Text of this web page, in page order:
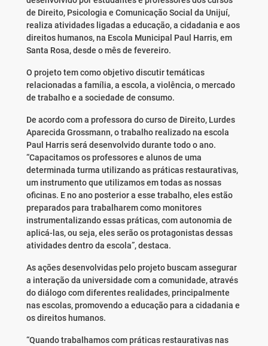
de Direito, Psicologia e Comunicação Social da Unijuí,
realiza atividades ligadas a educação, a cidadania e aos
direitos humanos, na Escola Municipal Paul Harris, em
Santa Rosa, desde o mês de fevereiro.
O projeto tem como objetivo discutir temáticas
relacionadas a família, a escola, a violência, o mercado
de trabalho e a sociedade de consumo.
De acordo com a professora do curso de Direito, Lurdes
Aparecida Grossmann, o trabalho realizado na escola
Paul Harris será desenvolvido durante todo o ano.
“Capacitamos os professores e alunos de uma
determinada turma utilizando as práticas restaurativas,
um instrumento que utilizamos em todas as nossas
oficinas. E no ano posterior a esse trabalho, eles estão
preparados para trabalharem como monitores
instrumentalizando essas práticas, com autonomia de
aplicá-las, ou seja, eles serão os protagonistas dessas
atividades dentro da escola”, destaca.
As ações desenvolvidas pelo projeto buscam assegurar
a interação da universidade com a comunidade, através
do diálogo com diferentes realidades, principalmente
nas escolas, promovendo a educação para a cidadania e
os direitos humanos.
“Quando trabalhamos com práticas restaurativas nas